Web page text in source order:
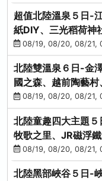
超值北陸溫泉５日-
紙DIY、三光稻荷神
街、下呂溫泉
08/19, 08/20, 08/21,
北陸雙溫泉６日-金
國之森、越前陶藝
幡08/19, 08/20, 08/21,
北陸童趣四大主題５
牧歌之里、JR磁浮
邊吃08/19, 08/20, 08/21,
北陸黑部峽谷５日-